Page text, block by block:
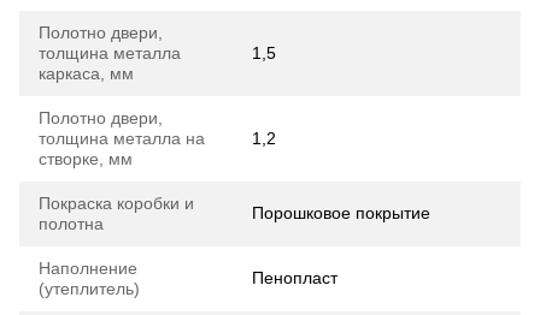
Полотно двери,
толщина металла
каркаса, мм
1,5
Полотно двери,
толщина металла на
створке, мм
1,2
Покраска коробки и
полотна
Порошковое покрытие
Наполнение
(утеплитель)
Пенопласт